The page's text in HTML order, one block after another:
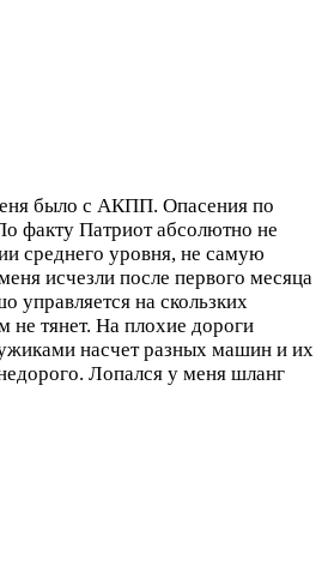
было с АКПП. Опасения по
факту Патриот абсолютно не
среднего уровня, не самую
исчезли после первого месяца
управляется на скользких
не тянет. На плохие дороги
насчет разных машин и их
Лопался у меня шланг